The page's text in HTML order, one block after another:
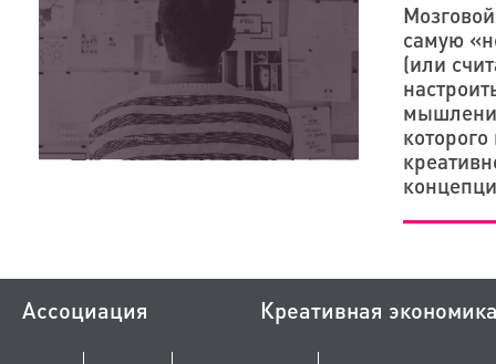
самую
(или
Ассоциация Креативная экономика